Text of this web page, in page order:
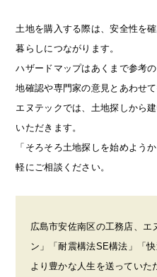
土地を購入する際は、安全性を
暮らしにつながります。
ハザードマップはあくまで参考
地確認や専門家の意見とあわせて
エヌテックでは、土地探しから
いただきます。
「そろそろ土地探しを始めよう
軽にご相談ください。
広島市安佐南区の工務店、エ
ン」「耐震構法SE構法」「
より豊かな人生を送ってい